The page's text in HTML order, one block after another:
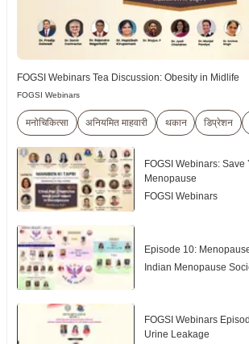
FOGSI Webinars Tea Discussion: Obesity in Midlife
FOGSI Webinars
मनोचिकित्सा अनियमित माहवारी थकान डिप्रेशन
FOGSI Webinars: Save
Menopause
FOGSI Webinars
Episode 10:
Indian Menopause
FOGSI Webinars
Urine Leakage